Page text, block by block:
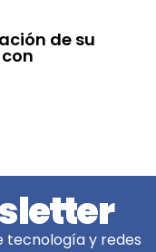
de su
tecnología y redes